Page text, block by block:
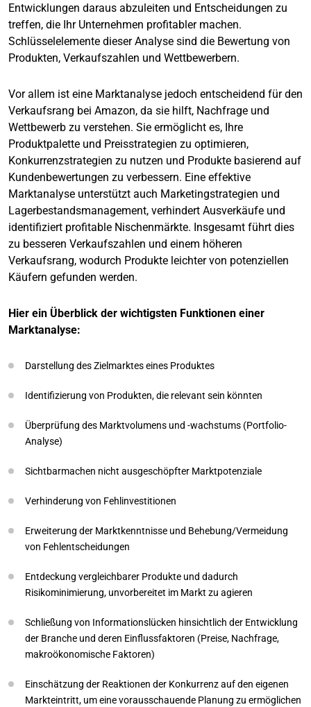
Entwicklungen daraus abzuleiten und Entscheidungen zu
treffen, die Ihr Unternehmen profitabler machen.
Schlüsselelemente dieser Analyse sind die Bewertung von
Produkten, Verkaufszahlen und Wettbewerbern.
Vor allem ist eine Marktanalyse jedoch entscheidend für den
Verkaufsrang bei Amazon, da sie hilft, Nachfrage und
Wettbewerb zu verstehen. Sie ermöglicht es, Ihre
Produktpalette und Preisstrategien zu optimieren,
Konkurrenzstrategien zu nutzen und Produkte basierend auf
Kundenbewertungen zu verbessern. Eine effektive
Marktanalyse unterstützt auch Marketingstrategien und
Lagerbestandsmanagement, verhindert Ausverkäufe und
identifiziert profitable Nischenmärkte. Insgesamt führt dies
zu besseren Verkaufszahlen und einem höheren
Verkaufsrang, wodurch Produkte leichter von potenziellen
Käufern gefunden werden.
Hier ein Überblick der wichtigsten Funktionen einer
Marktanalyse:
Darstellung des Zielmarktes eines Produktes
Identifizierung von Produkten, die relevant sein könnten
Überprüfung des Marktvolumens und -wachstums (Portfolio-
Analyse)
Sichtbarmachen nicht ausgeschöpfter Marktpotenziale
Verhinderung von Fehlinvestitionen
Erweiterung der Marktkenntnisse und Behebung/Vermeidung
von Fehlentscheidungen
Entdeckung vergleichbarer Produkte und dadurch
Risikominimierung, unvorbereitet im Markt zu agieren
Schließung von Informationslücken hinsichtlich der Entwicklung
der Branche und deren Einflussfaktoren (Preise, Nachfrage,
makroökonomische Faktoren)
Einschätzung der Reaktionen der Konkurrenz auf den eigenen
Markteintritt, um eine vorausschauende Planung zu ermöglichen